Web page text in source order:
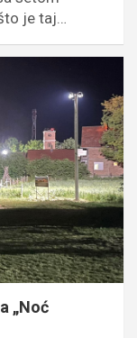
je taj…
„Noć